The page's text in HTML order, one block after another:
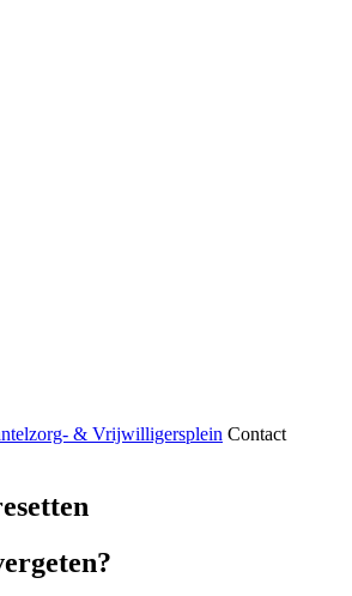
& Vrijwilligersplein Contact